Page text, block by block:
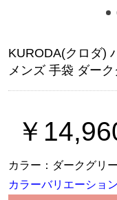
KURODA(クロダ)
メンズ 手袋 ダー
￥
カラー：ダークグリ
カラーバリエーショ